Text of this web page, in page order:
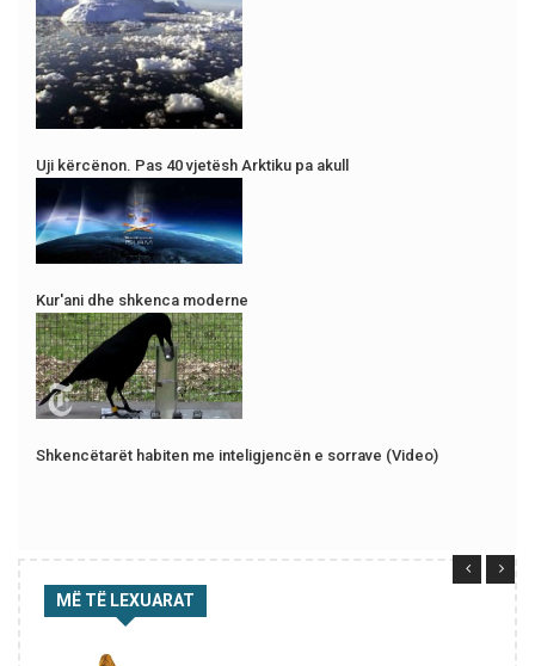
Uji kërcënon. Pas 40 vjetësh Arktiku pa akull
Kur'ani dhe shkenca moderne
Shkencëtarët habiten me inteligjencën e sorrave (Video)
MË TË LEXUARAT